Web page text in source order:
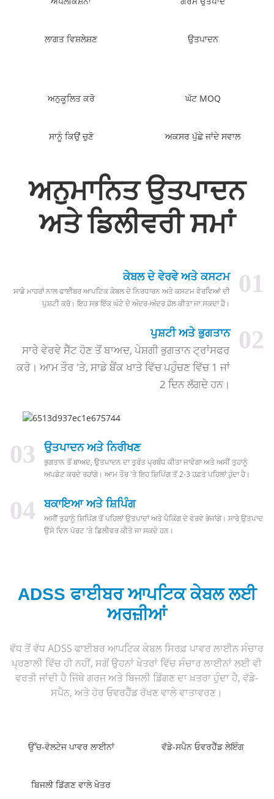
ਲਾਗਤ ਵਿਸ਼ਲੇਸ਼ਣ ਉਤਪਾਦਨ
ਅਨੁਕੂਲਿਤ ਕਰੋ ਘੱਟ MOQ
ਸਾਨੂੰ ਕਿਉਂ ਚੁਣੋ ਅਕਸਰ ਪੁੱਛੇ ਜਾਂਦੇ ਸਵਾਲ
ਅਨੁਮਾਨਿਤ ਉਤਪਾਦਨ
ਅਤੇ ਡਿਲੀਵਰੀ ਸਮਾਂ
01
ਕੇਬਲ ਦੇ ਵੇਰਵੇ ਅਤੇ ਕਸਟਮ
ਸਾਡੇ ਮਾਹਰਾਂ ਨਾਲ ਫਾਈਬਰ ਆਪਟਿਕ ਕੇਬਲ ਦੇ ਨਿਰਧਾਰਨ ਅਤੇ ਕਸਟਮ ਵੇਰਵਿਆਂ ਦੀ
ਪੁਸ਼ਟੀ ਕਰੋ। ਇਹ ਸਭ ਇੱਕ ਘੰਟੇ ਦੇ ਅੰਦਰ-ਅੰਦਰ ਹੱਲ ਕੀਤਾ ਜਾ ਸਕਦਾ ਹੈ।
02
ਪੁਸ਼ਟੀ ਅਤੇ ਭੁਗਤਾਨ
ਸਾਰੇ ਵੇਰਵੇ ਸੈੱਟ ਹੋਣ ਤੋਂ ਬਾਅਦ, ਪੇਸ਼ਗੀ ਭੁਗਤਾਨ ਟ੍ਰਾਂਸਫਰ
ਕਰੋ। ਆਮ ਤੌਰ 'ਤੇ, ਸਾਡੇ ਬੈਂਕ ਖਾਤੇ ਵਿੱਚ ਪਹੁੰਚਣ ਵਿੱਚ 1 ਜਾਂ
2 ਦਿਨ ਲੱਗਦੇ ਹਨ।
03 ਉਤਪਾਦਨ ਅਤੇ ਨਿਰੀਖਣ
ਭੁਗਤਾਨ ਤੋਂ ਬਾਅਦ, ਉਤਪਾਦਨ ਦਾ ਤੁਰੰਤ ਪ੍ਰਬੰਧ ਕੀਤਾ ਜਾਵੇਗਾ ਅਤੇ ਅਸੀਂ ਤੁਹਾਨੂੰ
ਅਪਡੇਟ ਕਰਦੇ ਰਹਾਂਗੇ। ਆਮ ਤੌਰ 'ਤੇ ਇਹ ਸ਼ਿਪਿੰਗ ਤੋਂ 2-3 ਹਫ਼ਤੇ ਪਹਿਲਾਂ ਹੁੰਦਾ ਹੈ।
04 ਬਕਾਇਆ ਅਤੇ ਸ਼ਿਪਿੰਗ
ਅਸੀਂ ਤੁਹਾਨੂੰ ਸ਼ਿਪਿੰਗ ਤੋਂ ਪਹਿਲਾਂ ਉਤਪਾਦਾਂ ਅਤੇ ਪੈਕਿੰਗ ਦੇ ਵੇਰਵੇ ਭੇਜਾਂਗੇ। ਸਾਰੇ ਉਤਪਾਦ
ਉਸੇ ਦਿਨ ਪੋਰਟ 'ਤੇ ਡਿਲੀਵਰ ਕੀਤੇ ਜਾ ਸਕਦੇ ਹਨ।
ADSS ਫਾਈਬਰ ਆਪਟਿਕ ਕੇਬਲ ਲਈ
ਅਰਜ਼ੀਆਂ
ਵੱਧ ਤੋਂ ਵੱਧ ADSS ਫਾਈਬਰ ਆਪਟਿਕ ਕੇਬਲ ਸਿਰਫ਼ ਪਾਵਰ ਲਾਈਨ ਸੰਚਾਰ
ਪ੍ਰਣਾਲੀ ਵਿੱਚ ਹੀ ਨਹੀਂ, ਸਗੋਂ ਉਹਨਾਂ ਖੇਤਰਾਂ ਵਿੱਚ ਸੰਚਾਰ ਲਾਈਨਾਂ ਲਈ ਵੀ
ਵਰਤੀ ਜਾਂਦੀ ਹੈ ਜਿੱਥੇ ਗਰਜ ਅਤੇ ਬਿਜਲੀ ਡਿੱਗਣ ਦਾ ਖ਼ਤਰਾ ਹੁੰਦਾ ਹੈ, ਵੱਡੇ-
ਸਪੈਨ, ਅਤੇ ਹੋਰ ਓਵਰਹੈੱਡ ਰੱਖਣ ਵਾਲੇ ਵਾਤਾਵਰਣ।
ਉੱਚ-ਵੋਲਟੇਜ ਪਾਵਰ ਲਾਈਨਾਂ ਵੱਡੇ-ਸਪੈਨ ਓਵਰਹੈੱਡ ਲੇਇੰਗ
ਬਿਜਲੀ ਡਿੱਗਣ ਵਾਲੇ ਖੇਤਰ